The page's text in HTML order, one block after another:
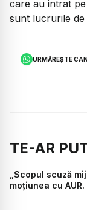
care au intrat
sunt lucrurile de
URMĂREȘTE
TE-AR
„Scopul scuză
moțiunea cu